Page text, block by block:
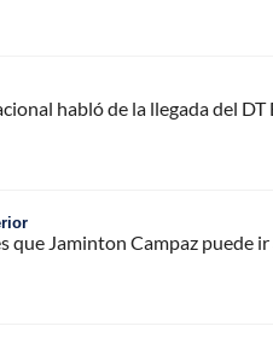
habló de la llegada del
que Jaminton Campaz puede